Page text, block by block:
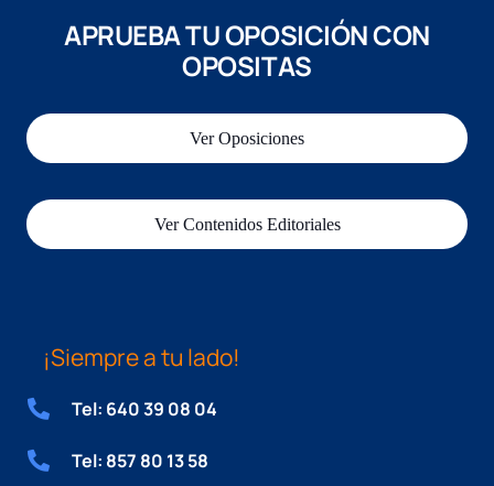
APRUEBA TU OPOSICIÓN CON
OPOSITAS
Ver Oposiciones
Ver Contenidos Editoriales
¡Siempre a tu lado!
Tel: 640 39 08 04
Tel: 857 80 13 58